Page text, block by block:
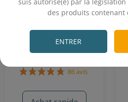
des produits contenant
ENTRER
Arôme Chewing-Gum
Fraise - Solubarome
1,90€